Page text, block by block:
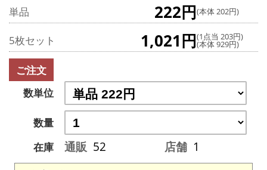
単品 222円(本体 202円)
5枚セット 1,021円(1点当 203円)
(本体 929円)
ご注文
数単位
数量
在庫
通販 52 店舗 1